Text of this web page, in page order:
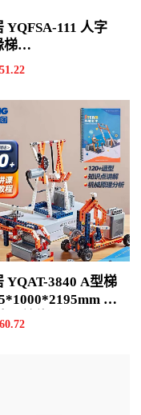
字
梯
10
.22
梯
11
价单位:个
.72